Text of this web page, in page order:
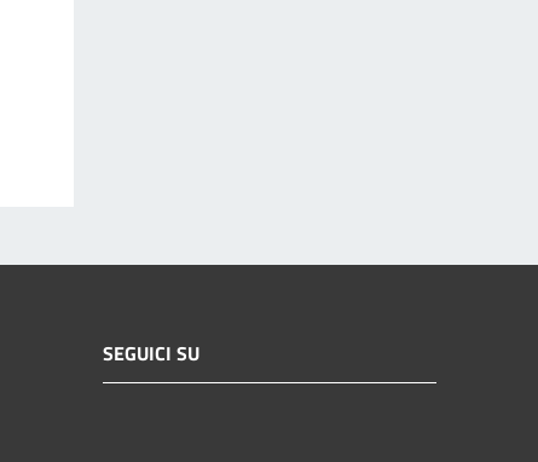
SEGUICI SU